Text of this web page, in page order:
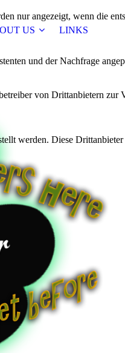
US LINKS
nur angezeigt, wenn die
und der Nachfrage
von Drittanbietern zur
werden. Diese